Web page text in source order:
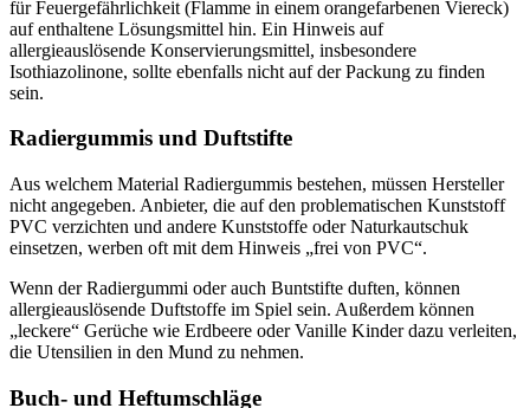
für Feuergefährlichkeit (Flamme in einem orangefarbenen Viereck)
auf enthaltene Lösungsmittel hin. Ein Hinweis auf
allergieauslösende Konservierungsmittel, insbesondere
Isothiazolinone, sollte ebenfalls nicht auf der Packung zu finden
sein.
Radiergummis und Duftstifte
Aus welchem Material Radiergummis bestehen, müssen Hersteller
nicht angegeben. Anbieter, die auf den problematischen Kunststoff
PVC verzichten und andere Kunststoffe oder Naturkautschuk
einsetzen, werben oft mit dem Hinweis „frei von PVC“.
Wenn der Radiergummi oder auch Buntstifte duften, können
allergieauslösende Duftstoffe im Spiel sein. Außerdem können
„leckere“ Gerüche wie Erdbeere oder Vanille Kinder dazu verleiten,
die Utensilien in den Mund zu nehmen.
Buch- und Heftumschläge